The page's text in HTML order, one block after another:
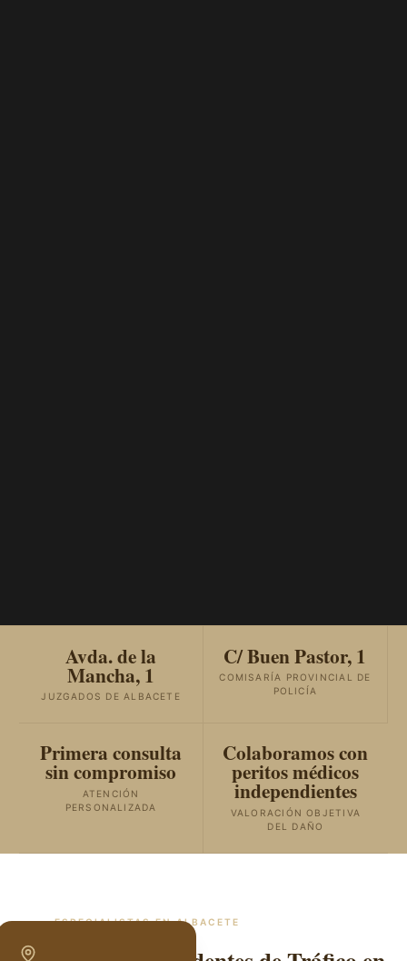
Avda. de la
Mancha, 1
JUZGADOS DE ALBACETE
C/ Buen Pastor, 1
COMISARÍA PROVINCIAL DE
POLICÍA
Primera consulta
sin compromiso
ATENCIÓN
PERSONALIZADA
Colaboramos con
peritos médicos
independientes
VALORACIÓN OBJETIVA
DEL DAÑO
ESPECIALISTAS ENALBACETE